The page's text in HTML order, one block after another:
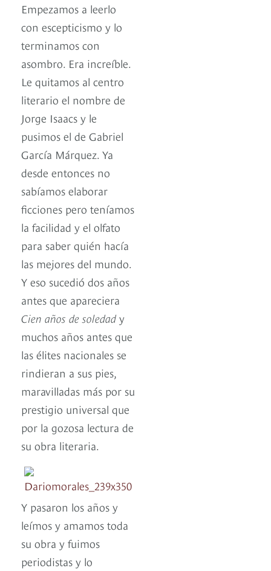
Empezamos a leerlo
con escepticismo y lo
terminamos con
asombro. Era increíble.
Le quitamos al centro
literario el nombre de
Jorge Isaacs y le
pusimos el de Gabriel
García Márquez. Ya
desde entonces no
sabíamos elaborar
ficciones pero teníamos
la facilidad y el olfato
para saber quién hacía
las mejores del mundo.
Y eso sucedió dos años
antes que apareciera
Cien años de soledad y
muchos años antes que
las élites nacionales se
rindieran a sus pies,
maravilladas más por su
prestigio universal que
por la gozosa lectura de
su obra literaria.
Y pasaron los años y
leímos y amamos toda
su obra y fuimos
periodistas y lo